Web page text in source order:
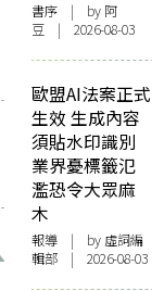
書序 | by 阿
豆 | 2026-08-03
歐盟AI法案正式
生效 生成內容
須貼水印識別
業界憂標籤氾
濫恐令大眾麻
木
報導 | by 虛詞編
輯部 | 2026-08-03